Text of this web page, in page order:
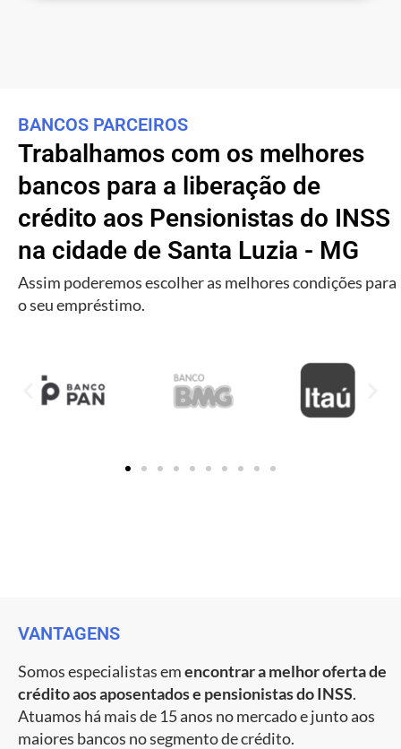
BANCOS PARCEIROS
Trabalhamos com os melhores
bancos para a liberação de
crédito aos Pensionistas do INSS
na cidade de Santa Luzia - MG
Assim poderemos escolher as melhores condições para
o seu empréstimo.
VANTAGENS
Somos especialistas emencontrar a melhor oferta de
crédito aos aposentados e pensionistas do INSS.
Atuamos há mais de 15 anos no mercado e junto aos
maiores bancos no segmento de crédito.